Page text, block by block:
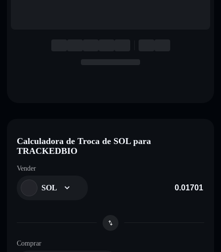
Calculadora de Troca de SOL para
TRACKEDBIO
Vender
SOL
Comprar